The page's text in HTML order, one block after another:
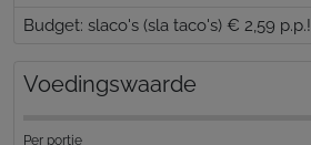
Budget: slaco's (sla taco's) € 2,59 p.p.!
Voedingswaarde
Per portie